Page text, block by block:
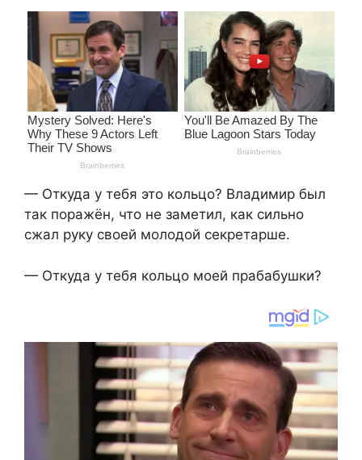
— Откуда у тебя это кольцо? Владимир был
так поражён, что не заметил, как сильно
сжал руку своей молодой секретарше.
— Откуда у тебя кольцо моей прабабушки?